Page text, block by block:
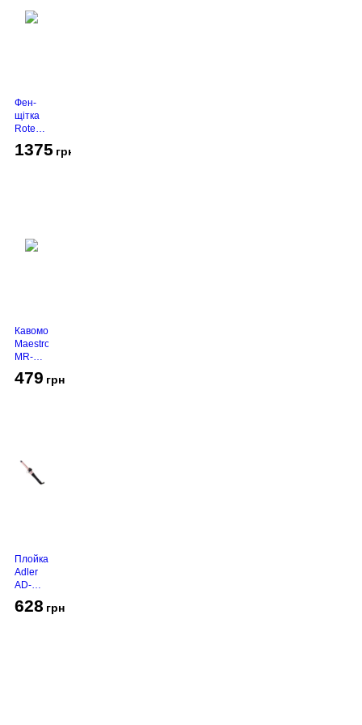
Фен-
щітка
Rotex
490-T
1375 грн
Кавомолка
Maestro
MR-
Grey
479 грн
Плойка
Adler
AD-
628 грн